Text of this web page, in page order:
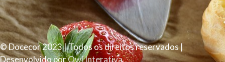
© Docecor 2023 | Todos os direitos reservados |
Desenvolvido porOwl Interativa